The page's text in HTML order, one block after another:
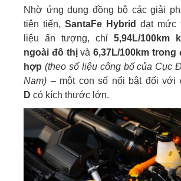
Nhờ ứng dụng đồng bộ các giải
tiên tiến, SantaFe Hybrid đạt mức
liệu ấn tượng, chỉ 5,94L/100km
ngoài đô thịvà 6,37L/100km trong
hợp (theo số liệu công bố của Cục
Nam) – một con số nổi bật đối với
D có kích thước lớn.